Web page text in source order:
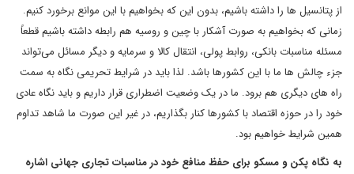
از پتانسیل ها را داشته باشیم، بدون این که بخواهیم با این موانع برخورد کنیم.
زمانی که بخواهیم به صورت آشکار با چین و روسیه هم رابطه داشته باشیم قطعاً
مسئله مناسبات بانکی، روابط پولی، انتقال کالا و سرمایه و دیگر مسائل می‌تواند
جزء چالش ها ما با این کشورها باشد. لذا باید در شرایط تحریمی نگاه به سمت
راه های دیگری هم برود. ما در یک وضعیت اضطراری قرار داریم و باید نگاه عادی
خود را در حوزه اقتصاد با کشورها کنار بگذاریم، در غیر این صورت ما شاهد تداوم
همین شرایط خواهیم بود.
به نگاه پکن و مسکو برای حفظ منافع خود در مناسبات تجاری جهانی اشاره